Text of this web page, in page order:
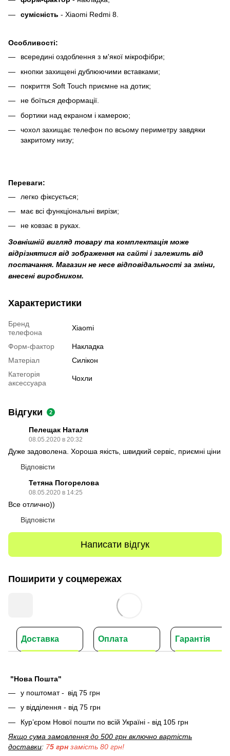
сумісність - Xiaomi Redmi 8.
Особливості:
всередині оздоблення з м'якої мікрофібри;
кнопки захищені дублюючими вставками;
покриття Soft Touch приємне на дотик;
не боїться деформації.
бортики над екраном і камерою;
чохол захищає телефон по всьому периметру завдяки
закритому низу;
Переваги:
легко фіксується;
має всі функціональні вирізи;
не ковзає в руках.
Зовнішній вигляд товару та комплектація може
відрізнятися від зображення на сайті і залежить від
постачання. Магазин не несе відповідальності за зміни,
внесені виробником.
Характеристики
Бренд
телефона
Xiaomi
Форм-фактор
Накладка
Матеріал
Силікон
Категорія
аксессуара
Чохли
Відгуки 2
Пелещак Наталя
08.05.2020 в 20:32
Дуже задоволена. Хороша якість, швидкий сервіс, приємні ціни
Відповісти
Тетяна Погорелова
08.05.2020 в 14:25
Все отлично))
Відповісти
Написати відгук
Поширити у соцмережах
Доставка Оплата Гарантія
"Нова Пошта"
у поштомат - від 75 грн
у відділення - від 75 грн
Кур’єром Нової пошти по всій Україні - від 105 грн
Якщо сума замовлення до 500 грн включно вартість
доставки: 75 грн замість 80 грн!